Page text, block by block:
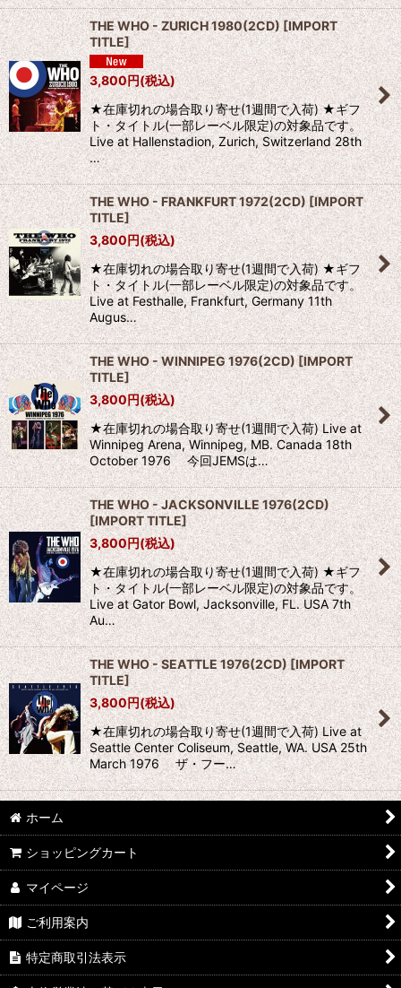
THE WHO - ZURICH 1980(2CD)[IMPORT
TITLE]
3,800円(税込)
★在庫切れの場合取り寄せ(1週間で入荷) ★ギフ
ト・タイトル(一部レーベル限定)の対象品です。
Live at Hallenstadion, Zurich, Switzerland 28th
…
THE WHO - FRANKFURT 1972(2CD) [IMPORT
TITLE]
3,800円(税込)
★在庫切れの場合取り寄せ(1週間で入荷) ★ギフ
ト・タイトル(一部レーベル限定)の対象品です。
Live at Festhalle, Frankfurt, Germany 11th
Augus…
THE WHO - WINNIPEG 1976(2CD) [IMPORT
TITLE]
3,800円(税込)
★在庫切れの場合取り寄せ(1週間で入荷) Live at
Winnipeg Arena, Winnipeg, MB. Canada 18th
October 1976 今回JEMSは…
THE WHO - JACKSONVILLE 1976(2CD)
[IMPORT TITLE]
3,800円(税込)
★在庫切れの場合取り寄せ(1週間で入荷) ★ギフ
ト・タイトル(一部レーベル限定)の対象品です。
Live at Gator Bowl, Jacksonville, FL. USA 7th
Au…
THE WHO - SEATTLE 1976(2CD)[IMPORT
TITLE]
3,800円(税込)
★在庫切れの場合取り寄せ(1週間で入荷) Live at
Seattle Center Coliseum, Seattle, WA. USA 25th
March 1976 ザ・フー…
ホーム
ショッピングカート
マイページ
ご利用案内
特定商取引法表示